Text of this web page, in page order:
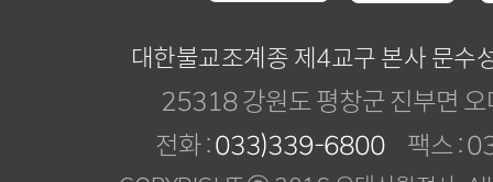
대한불교조계종 제4교구 본사 문수
25318 강원도 평창군 진부면
전화 :033)339-6800 팩스 :